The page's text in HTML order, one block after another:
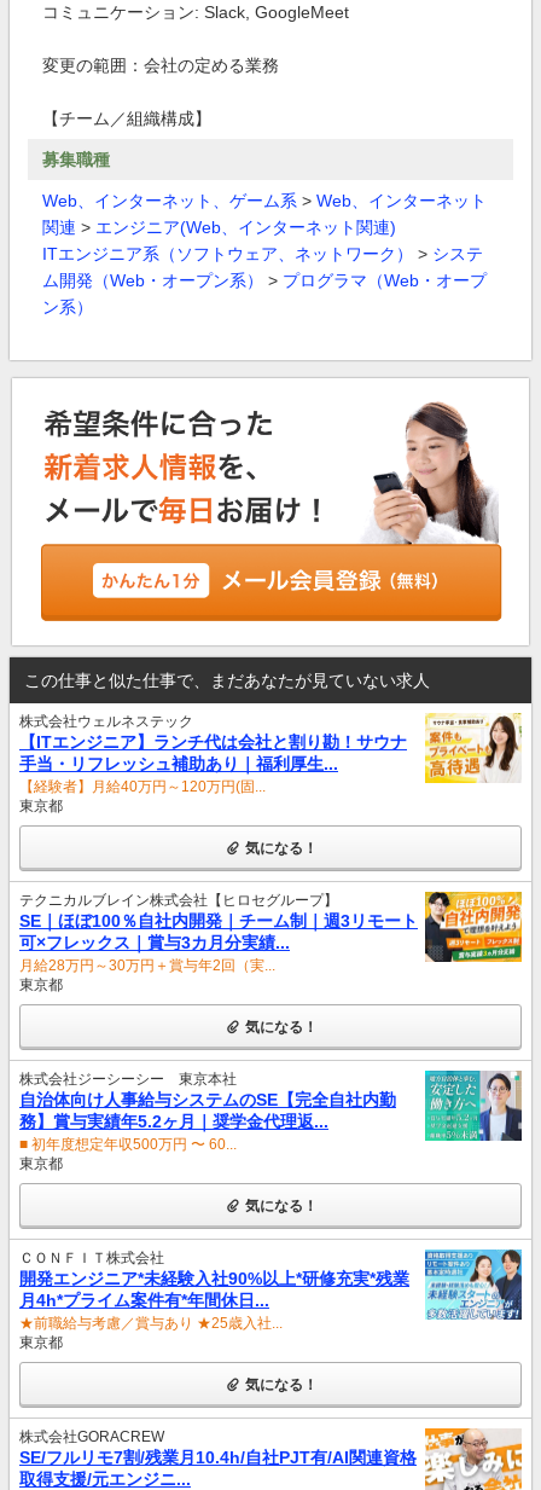
コミュニケーション: Slack, GoogleMeet
変更の範囲：会社の定める業務
【チーム／組織構成】
募集職種
Web、インターネット、ゲーム系 > Web、インターネット
関連 > エンジニア(Web、インターネット関連)
ITエンジニア系（ソフトウェア、ネットワーク）
> システ
ム開発（Web・オープン系）
> プログラマ（Web・オープ
ン系）
この仕事と似た仕事で、まだあなたが見ていない求人
株式会社ウェルネステック
【ITエンジニア】ランチ代は会社と割り勘！サウナ
手当・リフレッシュ補助あり｜福利厚生...
【経験者】月給40万円～120万円(固...
東京都
気になる！
テクニカルブレイン株式会社【ヒロセグループ】
SE｜ほぼ100％自社内開発｜チーム制｜週3リモート
可×フレックス｜賞与3カ月分実績...
月給28万円～30万円＋賞与年2回（実...
東京都
気になる！
株式会社ジーシーシー 東京本社
自治体向け人事給与システムのSE【完全自社内勤
務】賞与実績年5.2ヶ月｜奨学金代理返...
■ 初年度想定年収500万円 〜 60...
東京都
気になる！
ＣＯＮＦＩＴ株式会社
開発エンジニア*未経験入社90%以上*研修充実*残業
月4h*プライム案件有*年間休日...
★前職給与考慮／賞与あり ★25歳入社...
東京都
気になる！
株式会社GORACREW
SE/フルリモ7割/残業月10.4h/自社PJT有/AI関連資格
取得支援/元エンジニ...